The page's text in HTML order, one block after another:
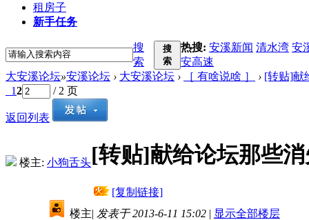
租房子
新手任务
搜
索
搜
索
热搜: 安溪新闻 清水湾 安
安高速
大安溪论坛»安溪论坛 › 大安溪论坛 › ［ 有啥说啥 ］ › [转贴]献
12 / 2 页
返回列表
楼主: 小狗舌头[转贴]献给论坛那些
[复制链接]
楼主| 发表于 2013-6-11 15:02 | 显示全部楼层